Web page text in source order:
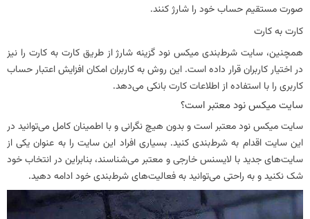
صورت مستقیم حساب خود را شارژ کنند.
کارت به کارت
همچنین، سایت شرط‌بندی میکس نود گزینه شارژ از طریق کارت به کارت را نیز
در اختیار کاربران قرار داده است. این روش به کاربران امکان افزایش اعتبار حساب
کاربری را با استفاده از اطلاعات کارت بانکی می‌دهد.
سایت میکس نود معتبر است؟
سایت میکس نود معتبر است و بدون هیچ نگرانی و با اطمینان کامل می‌توانید در
این سایت اقدام به شرط‌بندی کنید. بسیاری افراد این سایت را به عنوان یکی از
سایت‌های جدید با لایسنس خارجی و معتبر می‌شناسند، بنابراین در انتخاب خود
شک نکنید و به راحتی می‌توانید به فعالیت‌های شرط‌بندی خود ادامه دهید.